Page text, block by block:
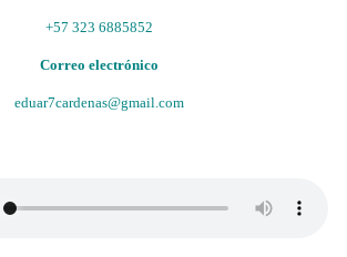
+57 323 6885852
Correo electrónico
eduar7cardenas@gmail.com